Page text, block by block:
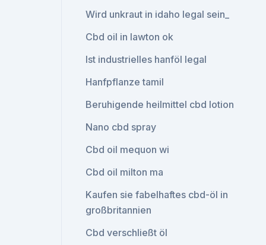
Wird unkraut in idaho legal sein_
Cbd oil in lawton ok
Ist industrielles hanföl legal
Hanfpflanze tamil
Beruhigende heilmittel cbd lotion
Nano cbd spray
Cbd oil mequon wi
Cbd oil milton ma
Kaufen sie fabelhaftes cbd-öl in
großbritannien
Cbd verschließt öl